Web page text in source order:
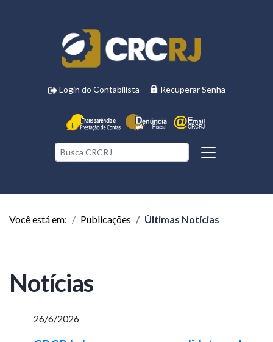
Login do Contabilista Recuperar Senha
Você está em: Publicações Últimas Notícias
Notícias
26/6/2026